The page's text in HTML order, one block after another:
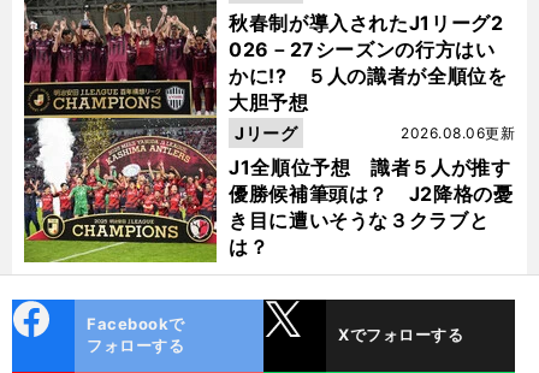
秋春制が導入されたJ1リーグ2
026－27シーズンの行方はい
かに!? ５人の識者が全順位を
大胆予想
J1全順位予想 識者５人が推す
優勝候補筆頭は？ J2降格の憂
き目に遭いそうな３クラブと
は？
2026.08.06更新
Jリーグ
ok
Facebookで
フォローする
Xでフォローする